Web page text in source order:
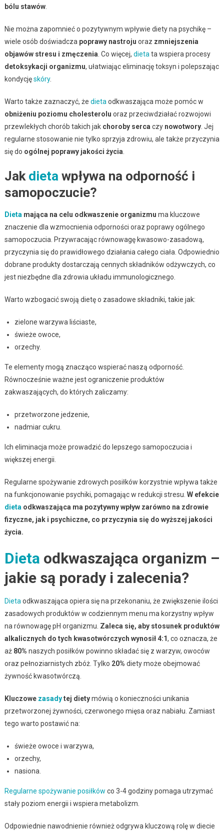
bólu stawów.
Nie można zapomnieć o pozytywnym wpływie diety na psychikę –
wiele osób doświadcza poprawy nastroju oraz zmniejszenia
objawów stresu i zmęczenia. Co więcej, dietata wspiera procesy
detoksykacji organizmu, ułatwiając eliminację toksyn i polepszając
kondycjęskóry.
Warto także zaznaczyć, że dietaodkwaszająca może pomóc w
obniżeniu poziomu cholesterolu oraz przeciwdziałać rozwojowi
przewlekłych chorób takich jak choroby sercaczy nowotwory. Jej
regularne stosowanie nie tylko sprzyja zdrowiu, ale także przyczynia
się do ogólnej poprawy jakości życia.
Jak dieta wpływa na odporność i
samopoczucie?
Dietamająca na celu odkwaszenie organizmu ma kluczowe
znaczenie dla wzmocnienia odporności oraz poprawy ogólnego
samopoczucia. Przywracając równowagę kwasowo-zasadową,
przyczynia się do prawidłowego działania całego ciała. Odpowiednio
dobrane produkty dostarczają cennych składników odżywczych, co
jest niezbędne dla zdrowia układu immunologicznego.
Warto wzbogacić swoją dietę o zasadowe składniki, takie jak:
zielone warzywa liściaste,
świeże owoce,
orzechy.
Te elementy mogą znacząco wspierać naszą odporność.
Równocześnie ważne jest ograniczenie produktów
zakwaszających, do których zaliczamy:
przetworzone jedzenie,
nadmiar cukru.
Ich eliminacja może prowadzić do lepszego samopoczucia i
większej energii.
Regularne spożywanie zdrowych posiłków korzystnie wpływa także
na funkcjonowanie psychiki, pomagając w redukcji stresu. W efekcie
dietaodkwaszająca ma pozytywny wpływ zarówno na zdrowie
fizyczne, jak i psychiczne, co przyczynia się do wyższej jakości
życia.
Dieta odkwaszająca organizm –
jakie są porady i zalecenia?
Dietaodkwaszająca opiera się na przekonaniu, że zwiększenie ilości
zasadowych produktów w codziennym menu ma korzystny wpływ
na równowagę pH organizmu. Zaleca się, aby stosunek produktów
alkalicznych do tych kwasotwórczych wynosił 4:1, co oznacza, że
aż 80% naszych posiłków powinno składać się z warzyw, owoców
oraz pełnoziarnistych zbóż. Tylko 20% diety może obejmować
żywność kwasotwórczą.
Kluczowe zasadytej dietymówią o konieczności unikania
przetworzonej żywności, czerwonego mięsa oraz nabiału. Zamiast
tego warto postawić na:
świeże owoce i warzywa,
orzechy,
nasiona.
Regularne spożywanie posiłków co 3-4 godziny pomaga utrzymać
stały poziom energii i wspiera metabolizm.
Odpowiednie nawodnienie również odgrywa kluczową rolę w diecie